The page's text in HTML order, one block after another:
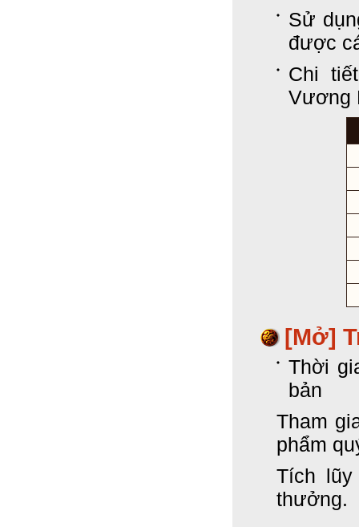
Sử
được
Chi
Vương
[Mở]
Thời
bản
Tham
phẩm
Tích
thưởng.